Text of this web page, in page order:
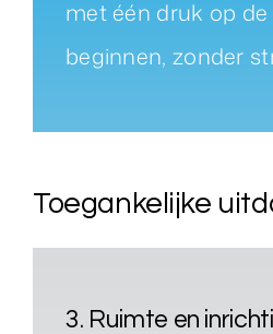
met één druk op
beginnen, zonder
Toegankelijke
3. Ruimte en